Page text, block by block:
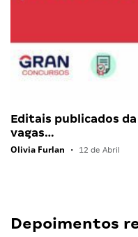
Editais publicados
vagas…
Olivia Furlan • 12 de Abril
Depoimentos